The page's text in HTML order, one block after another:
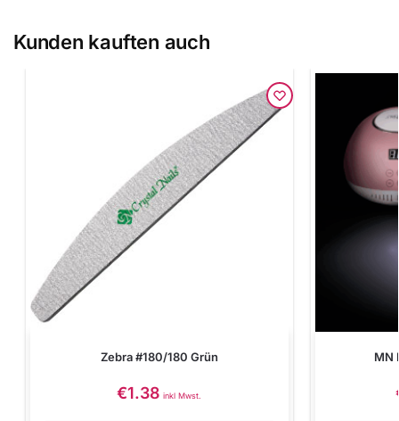
Kunden kauften auch
Zebra #180/180 Grün
€1.38 inkl Mwst.
MN